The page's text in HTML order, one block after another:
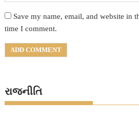
Save my name, email, and website in
time I comment.
રાજનીતિ